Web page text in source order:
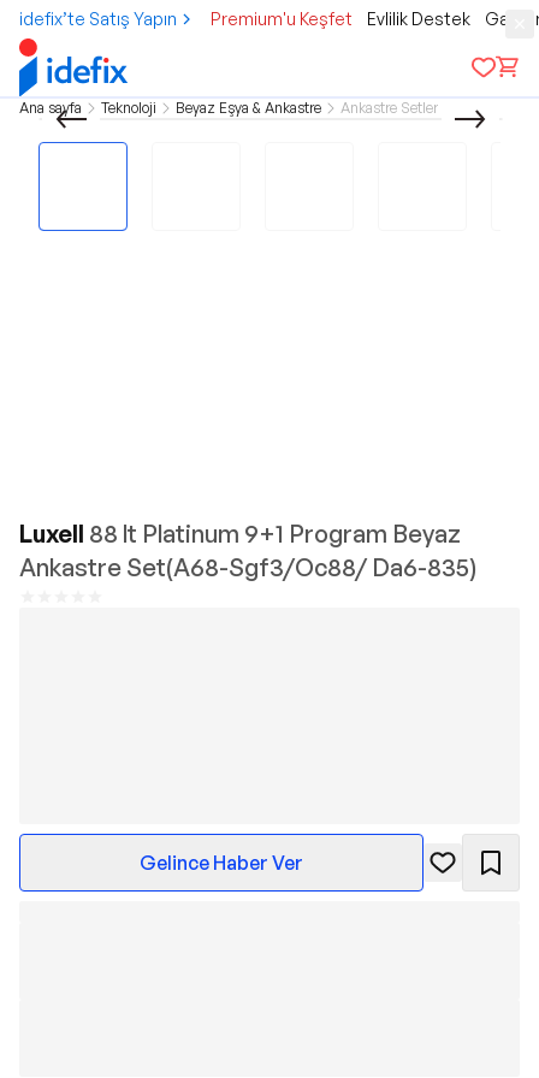
idefix’te Satış Yapın Premium'u Keşfet Evlilik Destek
Ana sayfa Teknoloji Beyaz Eşya & Ankastre Ankastre Setler
Luxell 88 lt Platinum 9+1 Program Beyaz
Ankastre Set(A68-Sgf3/Oc88/ Da6-835)
Gelince Haber Ver